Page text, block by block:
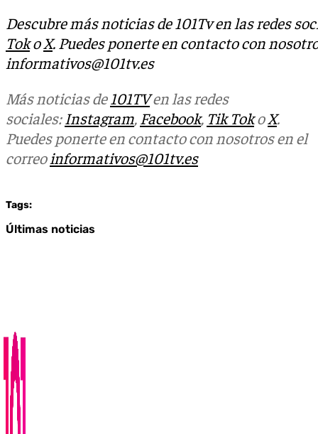
Descubre más noticias de 101Tv en las redes
TokoX. Puedes ponerte en contacto con
informativos@101tv.es
Más noticias de101TVen las redes
sociales:Instagram, Facebook, Tik TokoX.
Puedes ponerte en contacto con nosotros en el
correoinformativos@101tv.es
Tags:
Últimas noticias